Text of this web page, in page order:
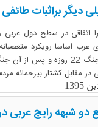
دیگر براثبات
اتفاقی در سطح دول عربی
اساسا رویکرد
در مقابل کشتار بیرحمانه
دو شبهه رایج عربی